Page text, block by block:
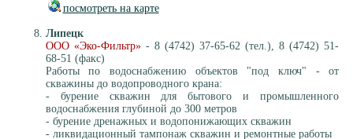
посмотреть на карте
Липецк
ООО «Эко-Фильтр»- 8 (4742) 37-65-62 (тел.), 8 (4742) 51-
68-51 (факс)
Работы по водоснабжению объектов "под ключ" - от
скважины до водопроводного крана:
- бурение скважин для бытового и промышленного
водоснабжения глубиной до 300 метров
- бурение дренажных и водопонижающих скважин
- ликвидационный тампонаж скважин и ремонтные работы